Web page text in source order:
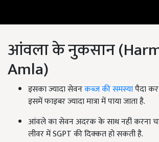
आंवला के नुकसान
Amla)
इसका ज्यादा सेवनकब्ज की समस्यापैदा
इसमें फाइबर ज्यादा मात्रा में पाया जाता है.
आंवले का सेवन अदरक के साथ नहीं करना
लीवर में SGPT की दिक्कत हो सकती है.